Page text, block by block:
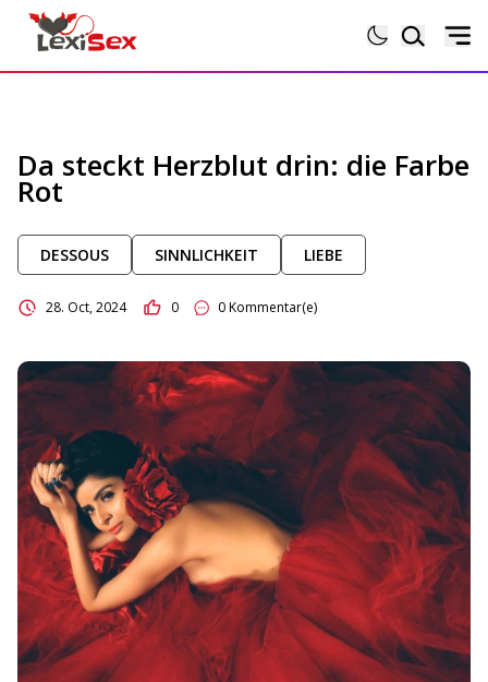
Lexikon
Testberichte
Sexgeschichten
Sextoytests
Da steckt Herzblut drin: die Farbe
Rot
DESSOUS SINNLICHKEIT LIEBE
28. Oct, 2024 0 0 Kommentar(e)